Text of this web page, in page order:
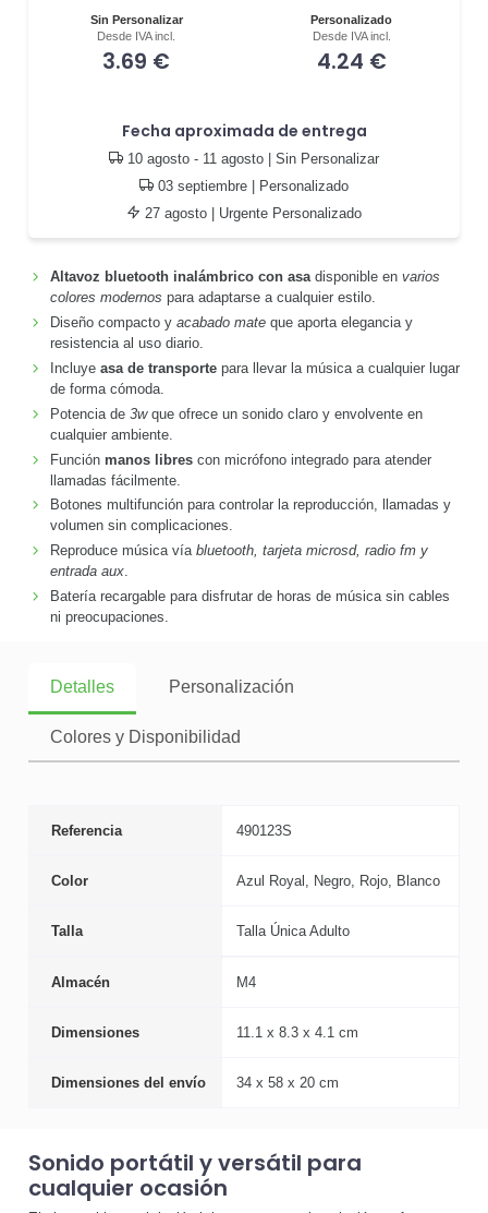
Sin Personalizar
Desde IVA incl.
3.69 €
Personalizado
Desde IVA incl.
4.24 €
Fecha aproximada de entrega
10 agosto - 11 agosto | Sin Personalizar
03 septiembre | Personalizado
27 agosto | Urgente Personalizado
Altavoz bluetooth inalámbrico con asadisponible en varios
colores modernos para adaptarse a cualquier estilo.
Diseño compacto y acabado mateque aporta elegancia y
resistencia al uso diario.
Incluye asa de transportepara llevar la música a cualquier lugar
de forma cómoda.
Potencia de 3wque ofrece un sonido claro y envolvente en
cualquier ambiente.
Función manos librescon micrófono integrado para atender
llamadas fácilmente.
Botones multifunción para controlar la reproducción, llamadas y
volumen sin complicaciones.
Reproduce música vía bluetooth, tarjeta microsd, radio fm y
entrada aux.
Batería recargable para disfrutar de horas de música sin cables
ni preocupaciones.
Detalles Personalización
Colores y Disponibilidad
Referencia 490123S
Color Azul Royal, Negro, Rojo, Blanco
Talla Talla Única Adulto
Almacén M4
Dimensiones 11.1 x 8.3 x 4.1 cm
Dimensiones del envío 34 x 58 x 20 cm
Sonido portátil y versátil para
cualquier ocasión